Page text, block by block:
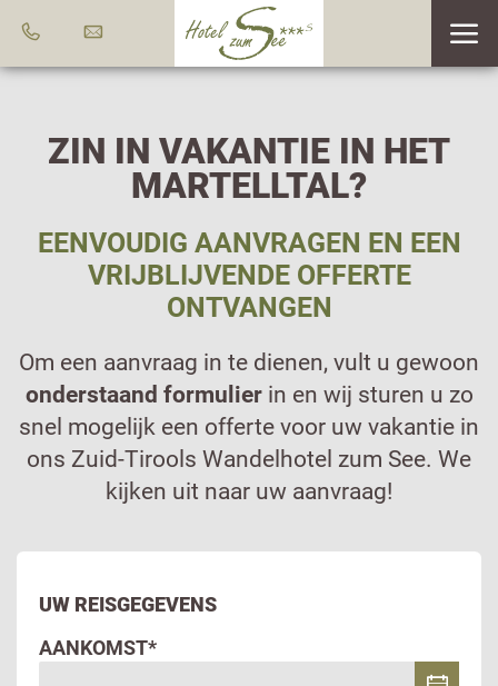
ZIN IN VAKANTIE IN HET
MARTELLTAL?
EENVOUDIG AANVRAGEN EN EEN
VRIJBLIJVENDE OFFERTE
ONTVANGEN
Om een aanvraag in te dienen, vult u gewoon
onderstaand formulierin en wij sturen u zo
snel mogelijk een offerte voor uw vakantie in
ons Zuid-Tirools Wandelhotel zum See. We
kijken uit naar uw aanvraag!
UW REISGEGEVENS
AANKOMST*